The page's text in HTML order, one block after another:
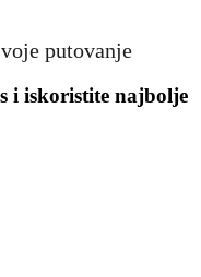
putovanje
i iskoristite najbolje